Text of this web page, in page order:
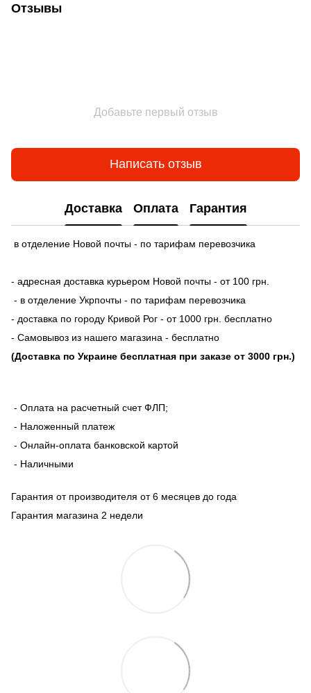
Отзывы
Добавьте первый отзыв
Написать отзыв
Доставка Оплата Гарантия
в отделение Новой почты - по тарифам перевозчика
- адресная доставка курьером Новой почты - от 100 грн.
- в отделение Укрпочты - по тарифам перевозчика
- доставка по городу Кривой Рог - от 1000 грн. бесплатно
- Самовывоз из нашего магазина - бесплатно
(Доставка по Украине бесплатная при заказе от 3000 грн.)
- Оплата на расчетный счет ФЛП;
- Наложенный платеж
- Онлайн-оплата банковской картой
- Наличными
Гарантия от производителя от 6 месяцев до года
Гарантия магазина 2 недели